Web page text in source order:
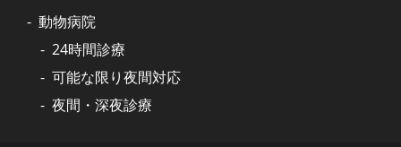
動物病院
24時間診療
可能な限り夜間対応
夜間・深夜診療